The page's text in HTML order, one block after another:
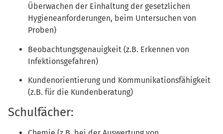
Überwachen der Einhaltung der gesetzlichen
Hygieneanforderungen, beim Untersuchen von
Proben)
Beobachtungsgenauigkeit (z.B. Erkennen von
Infektionsgefahren)
Kundenorientierung und Kommunikationsfähigkeit
(z.B. für die Kundenberatung)
Schulfächer: